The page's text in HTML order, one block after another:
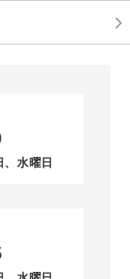
水曜日